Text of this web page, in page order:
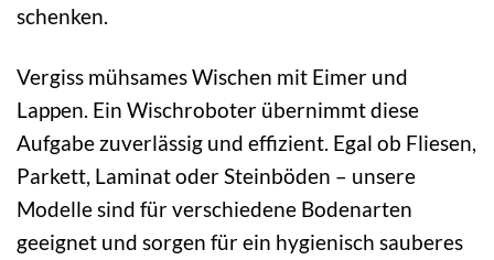
schenken.
Vergiss mühsames Wischen mit Eimer und
Lappen. Ein Wischroboter übernimmt diese
Aufgabe zuverlässig und effizient. Egal ob Fliesen,
Parkett, Laminat oder Steinböden – unsere
Modelle sind für verschiedene Bodenarten
geeignet und sorgen für ein hygienisch sauberes